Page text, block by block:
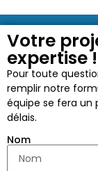
Votre
expertise !
Pour toute
remplir notre
équipe se fera un
délais.
Nom